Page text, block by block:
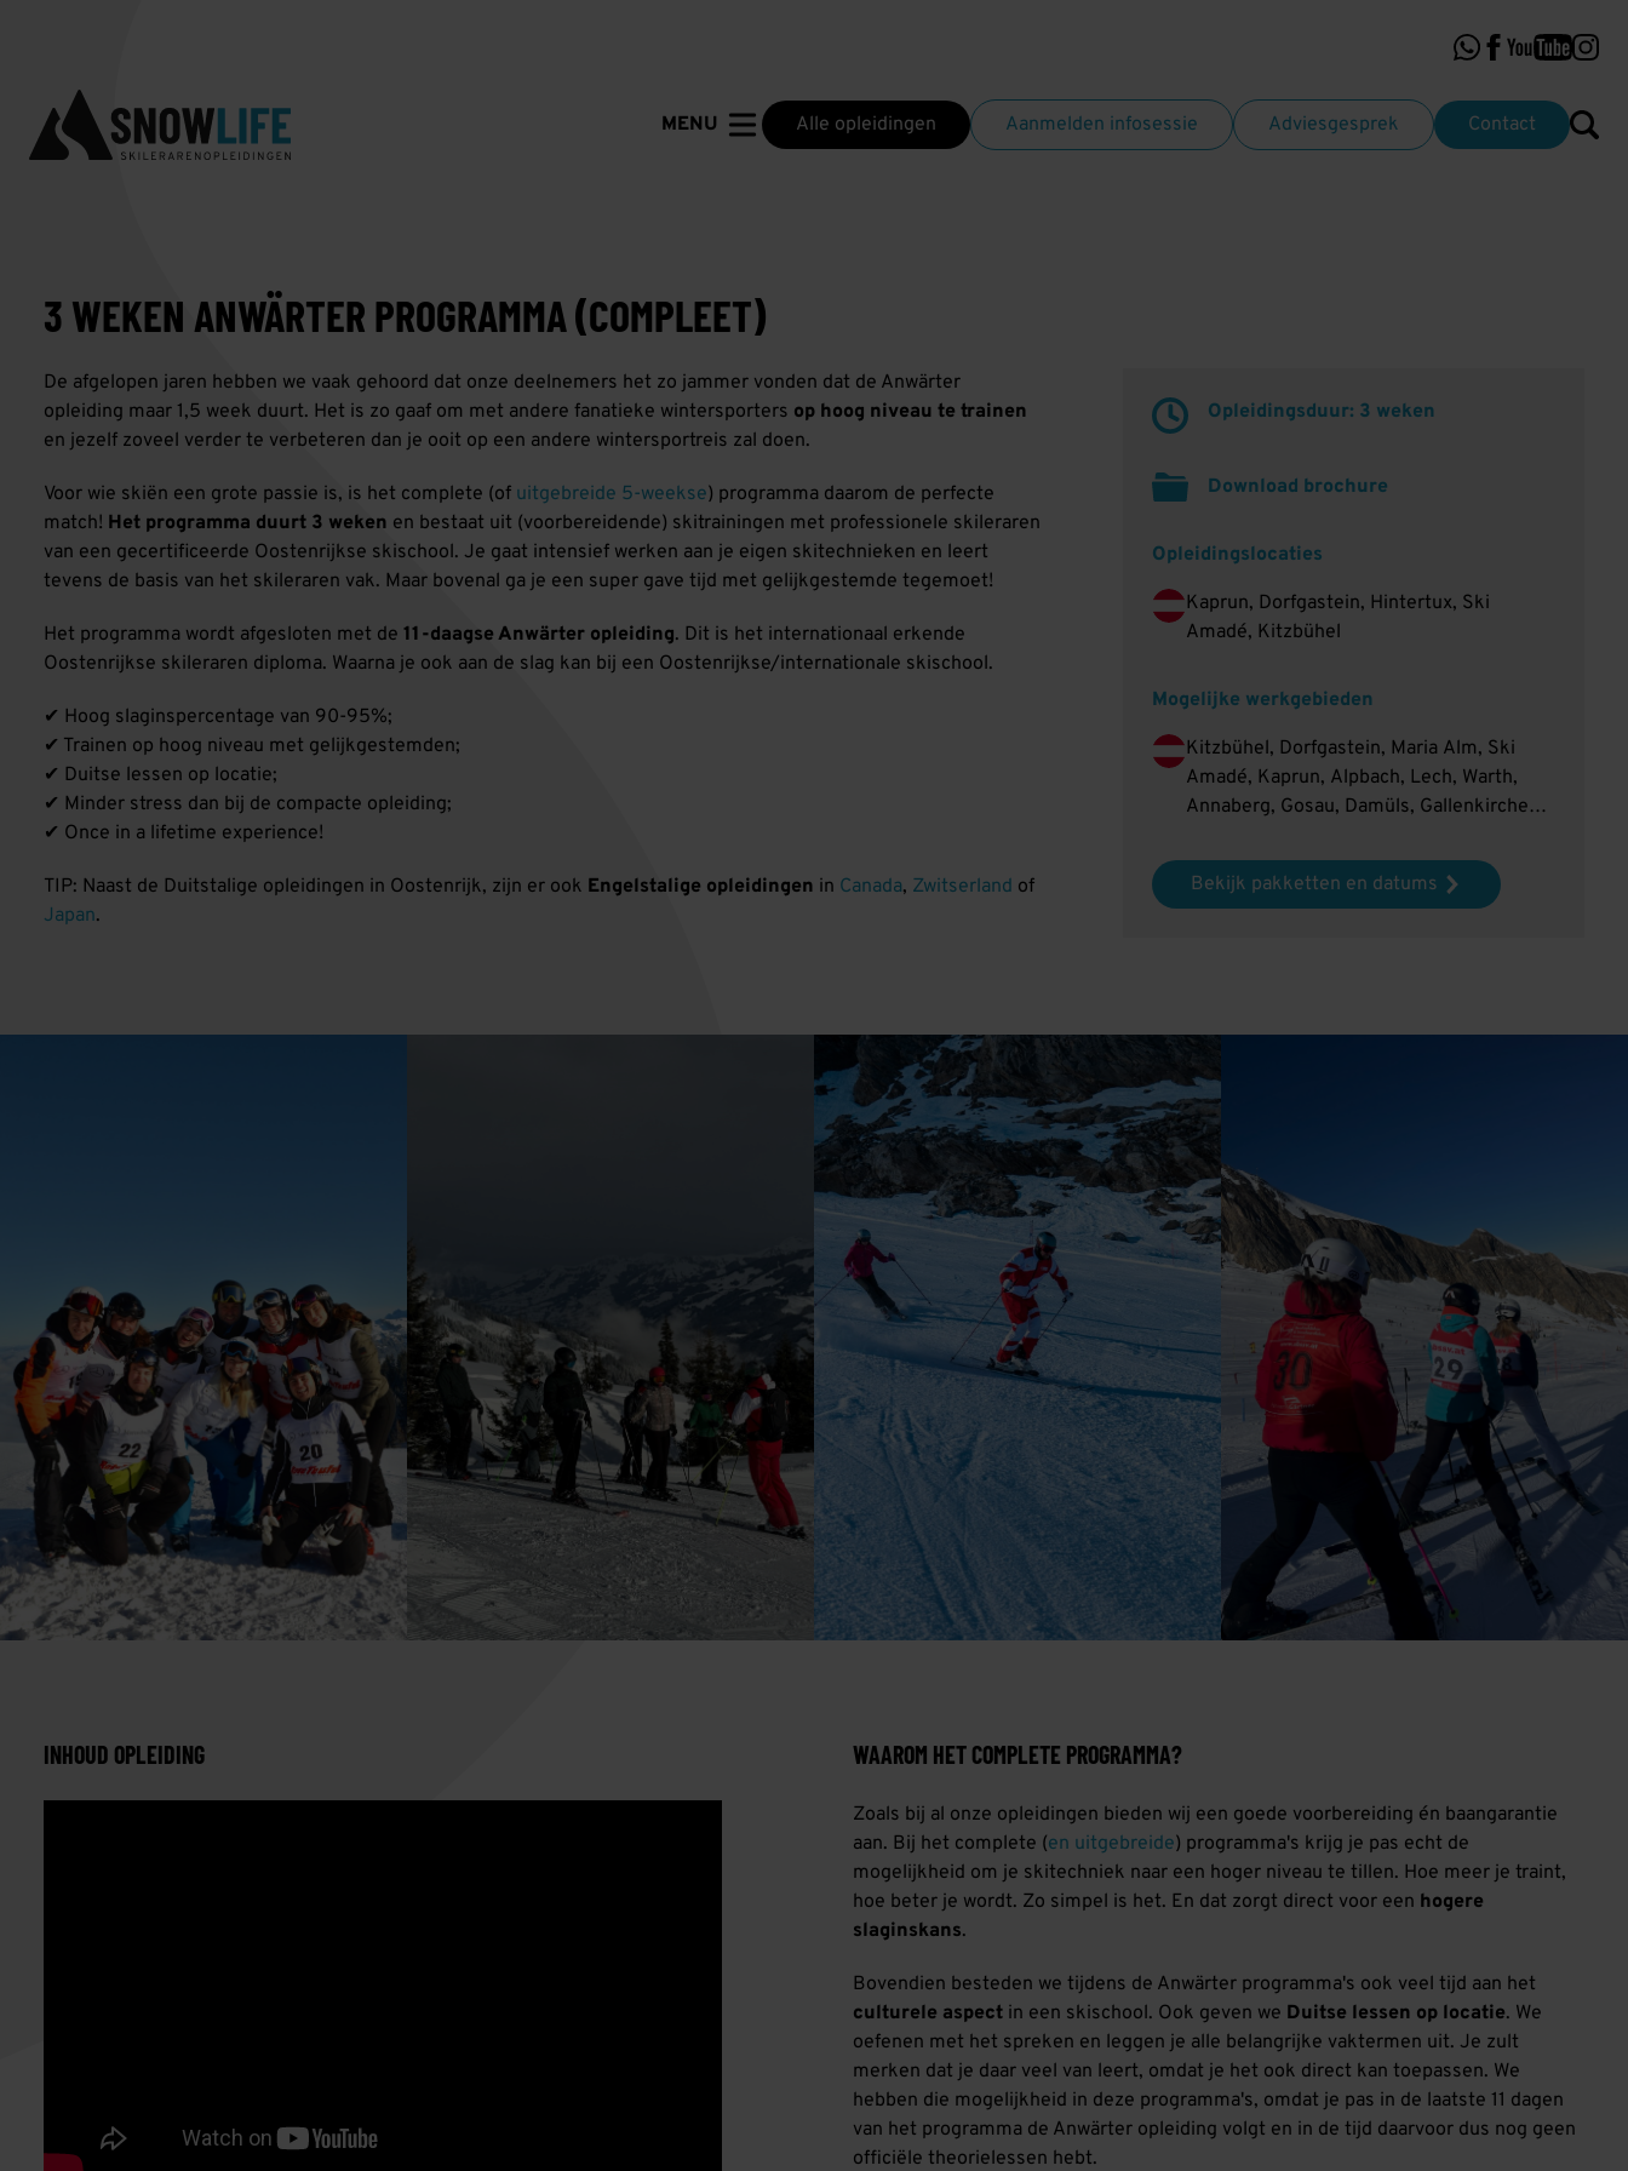
MENU Alle opleidingen Aanmelden infosessie Adviesgesprek Contact
3 WEKEN ANWÄRTER PROGRAMMA (COMPLEET)
De afgelopen jaren hebben we vaak gehoord dat onze deelnemers het zo jammer vonden dat de Anwärter
opleiding maar 1,5 week duurt. Het is zo gaaf om met andere fanatieke wintersporters op hoog niveau te trainen
en jezelf zoveel verder te verbeteren dan je ooit op een andere wintersportreis zal doen.
Voor wie skiën een grote passie is, is het complete (of uitgebreide 5-weekse) programma daarom de perfecte
match! Het programma duurt 3 weken en bestaat uit (voorbereidende) skitrainingen met professionele skileraren
van een gecertificeerde Oostenrijkse skischool. Je gaat intensief werken aan je eigen skitechnieken en leert
tevens de basis van het skileraren vak. Maar bovenal ga je een super gave tijd met gelijkgestemde tegemoet!
Het programma wordt afgesloten met de 11-daagse Anwärter opleiding. Dit is het internationaal erkende
Oostenrijkse skileraren diploma. Waarna je ook aan de slag kan bij een Oostenrijkse/internationale skischool.
✔ Hoog slaginspercentage van 90-95%;
✔ Trainen op hoog niveau met gelijkgestemden;
✔ Duitse lessen op locatie;
✔ Minder stress dan bij de compacte opleiding;
✔ Once in a lifetime experience!
TIP: Naast de Duitstalige opleidingen in Oostenrijk, zijn er ook Engelstalige opleidingen in Canada, Zwitserland of
Japan.
Opleidingsduur: 3 weken
Download brochure
Opleidingslocaties
Kaprun, Dorfgastein, Hintertux, Ski
Amadé, Kitzbühel
Mogelijke werkgebieden
Kitzbühel, Dorfgastein, Maria Alm, Ski
Amadé, Kaprun, Alpbach, Lech, Warth,
Annaberg, Gosau, Damüls, Gallenkirchen,
Grossarl, Dienten, Maria Alm, Mühlbach,
Katschberg, Mauterndorf, Mittersill,
Fieberbrunn, Viehhofen, Leogang,
Kleinarl, Wagrain, Zauchensee, Reiteralm,
Schladming, Fiss-Ladis, St. Johann in
Tirol, Brixen im Thale, Ellmau, Hopfgarten,
Söll, Westendorf, Bramberg, Neukirchen,
Wildschönau-Niederau, Kaprun, Zell am
See, Finkenberg, Fügen, Gerlos, Hippach,
Kaltenbach, Königsleiten, Krimml,
Mayrhofen, Zell am Ziller, Ehrwald,
Lermoos, Berwang
Bekijk pakketten en datums
INHOUD OPLEIDING WAAROM HET COMPLETE PROGRAMMA?
Zoals bij al onze opleidingen bieden wij een goede voorbereiding én baangarantie
aan. Bij het complete (en uitgebreide) programma's krijg je pas echt de
mogelijkheid om je skitechniek naar een hoger niveau te tillen. Hoe meer je traint,
hoe beter je wordt. Zo simpel is het. En dat zorgt direct voor een hogere
slaginskans.
Bovendien besteden we tijdens de Anwärter programma's ook veel tijd aan het
culturele aspect in een skischool. Ook geven we Duitse lessen op locatie. We
oefenen met het spreken en leggen je alle belangrijke vaktermen uit. Je zult
merken dat je daar veel van leert, omdat je het ook direct kan toepassen. We
hebben die mogelijkheid in deze programma's, omdat je pas in de laatste 11 dagen
van het programma de Anwärter opleiding volgt en in de tijd daarvoor dus nog geen
officiële theorielessen hebt.